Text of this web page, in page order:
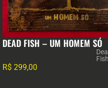
DEAD FISH – UM HOMEM SÓ
Fish
R$ 299,00